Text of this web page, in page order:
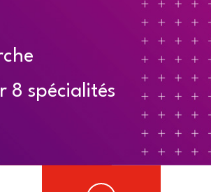
8 spécialités